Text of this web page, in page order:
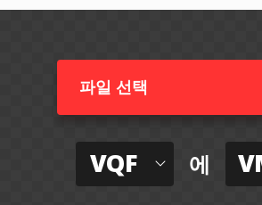
파일 선택
VQF 에